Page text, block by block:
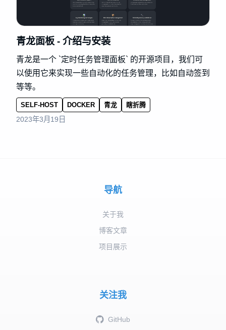
青龙面板 - 介绍与安装
青龙是一个 `定时任务管理面板` 的开源项目，我们可
以使用它来实现一些自动化的任务管理，比如自动签到
等等。
SELF-HOST DOCKER 青龙 瞎折腾
2023年3月19日
导航
关于我
博客文章
项目展示
关注我
GitHub